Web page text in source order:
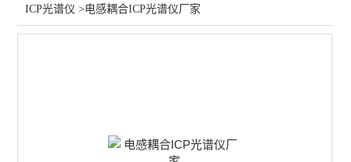
查看全部 >>
ICP光谱仪 >电感耦合ICP光谱仪厂家